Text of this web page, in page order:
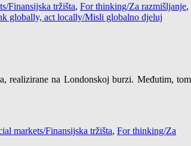
Finansijska tržišta, For thinking/Za razmišljanje,
globally, act locally/Misli globalno djeluj
realizirane na Londonskoj burzi. Međutim, tom
markets/Finansijska tržišta, For thinking/Za